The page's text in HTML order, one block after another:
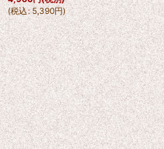
(税込: 5,390円)